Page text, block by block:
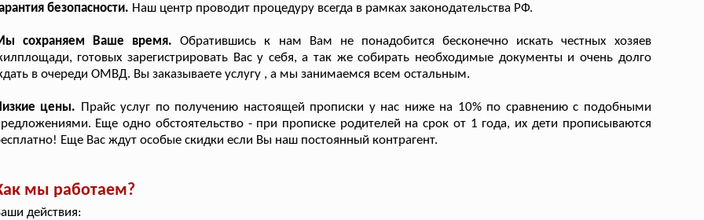
безопасности. Наш центр проводит процедуру всегда в рамках законодательства РФ.
сохраняем Ваше время. Обратившись к нам Вам не понадобится бесконечно искать честных хозяев
готовых зарегистрировать Вас у себя, а так же собирать необходимые документы и очень долго
в очереди ОМВД. Вы заказываете услугу , а мы занимаемся всем остальным.
цены. Прайс услуг по получению настоящей прописки у нас ниже на 10% по сравнению с подобными
Еще одно обстоятельство - при прописке родителей на срок от 1 года, их дети прописываются
Еще Вас ждут особые скидки если Вы наш постоянный контрагент.
мы работаем?
действия: